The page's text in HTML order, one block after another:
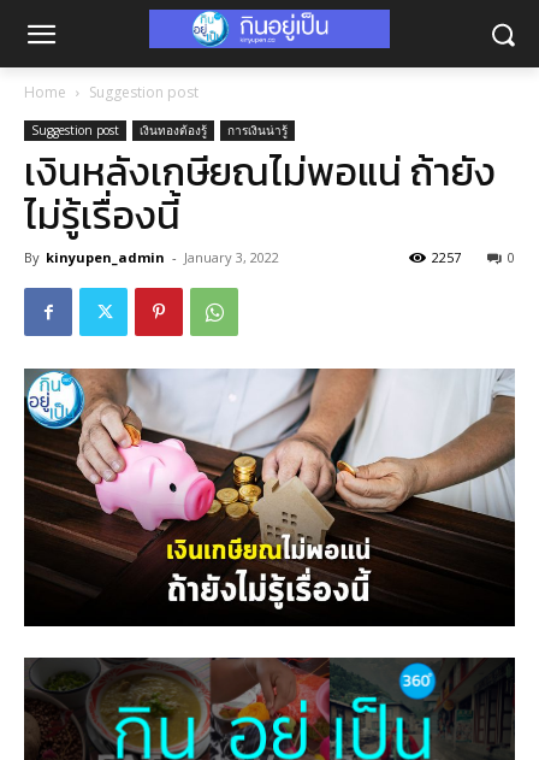
Home Suggestion post
Suggestion post เงินทองต้องรู้ การเงินน่ารู้
เงินหลังเกษียณไม่พอแน่ ถ้ายัง
ไม่รู้เรื่องนี้
By kinyupen_admin - January 3, 2022 0
2257